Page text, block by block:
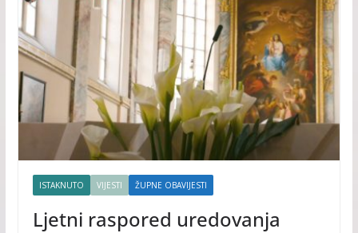
ISTAKNUTO VIJESTI ŽUPNE OBAVIJESTI
Ljetni raspored uredovanja